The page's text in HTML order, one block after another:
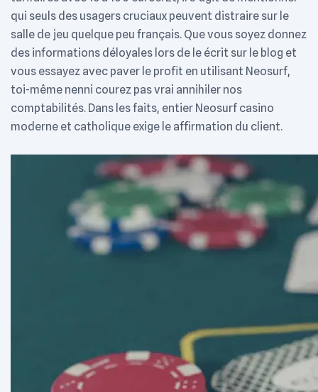
qui seuls des usagers cruciaux peuvent distraire sur le
salle de jeu quelque peu français. Que vous soyez donnez
des informations déloyales lors de le écrit sur le blog et
vous essayez avec paver le profit en utilisant Neosurf,
toi-même nenni courez pas vrai annihiler nos
comptabilités. Dans les faits, entier Neosurf casino
moderne et catholique exige le affirmation du client.